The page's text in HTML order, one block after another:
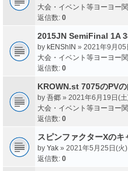
大会・イベント等ヨーヨー
返信数: 0
2015JN SemiFinal 1A
by kENShIN » 2021年9月05
大会・イベント等ヨーヨー
返信数: 0
KROWN.st 7075のPVの
by 吾郷 » 2021年6月19日(
大会・イベント等ヨーヨー
返信数: 0
スピンファクターXのキ
by Yak » 2021年5月25日(火
返信数: 0